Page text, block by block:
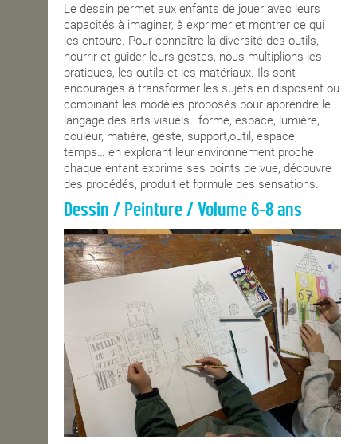
Le dessin permet aux enfants de jouer avec leurs
capacités à imaginer, à exprimer et montrer ce qui
les entoure. Pour connaître la diversité des outils,
nourrir et guider leurs gestes, nous multiplions les
pratiques, les outils et les matériaux. Ils sont
encouragés à transformer les sujets en disposant ou
combinant les modèles proposés pour apprendre le
langage des arts visuels : forme, espace, lumière,
couleur, matière, geste, support,outil, espace,
temps… en explorant leur environnement proche
chaque enfant exprime ses points de vue, découvre
des procédés, produit et formule des sensations.
Dessin / Peinture / Volume 6-8 ans